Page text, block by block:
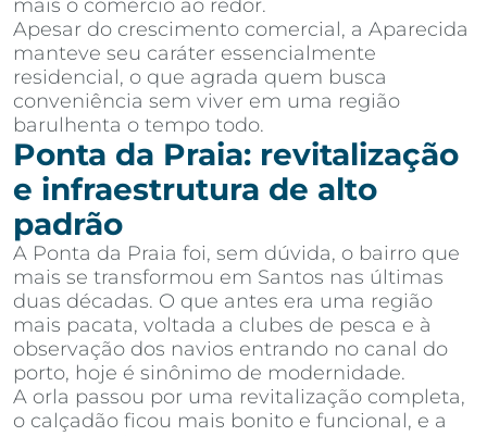
mais o comércio ao redor.
Apesar do crescimento comercial, a Aparecida
manteve seu caráter essencialmente
residencial, o que agrada quem busca
conveniência sem viver em uma região
barulhenta o tempo todo.
Ponta da Praia: revitalização
e infraestrutura de alto
padrão
A Ponta da Praia foi, sem dúvida, o bairro que
mais se transformou em Santos nas últimas
duas décadas. O que antes era uma região
mais pacata, voltada a clubes de pesca e à
observação dos navios entrando no canal do
porto, hoje é sinônimo de modernidade.
A orla passou por uma revitalização completa,
o calçadão ficou mais bonito e funcional, e a